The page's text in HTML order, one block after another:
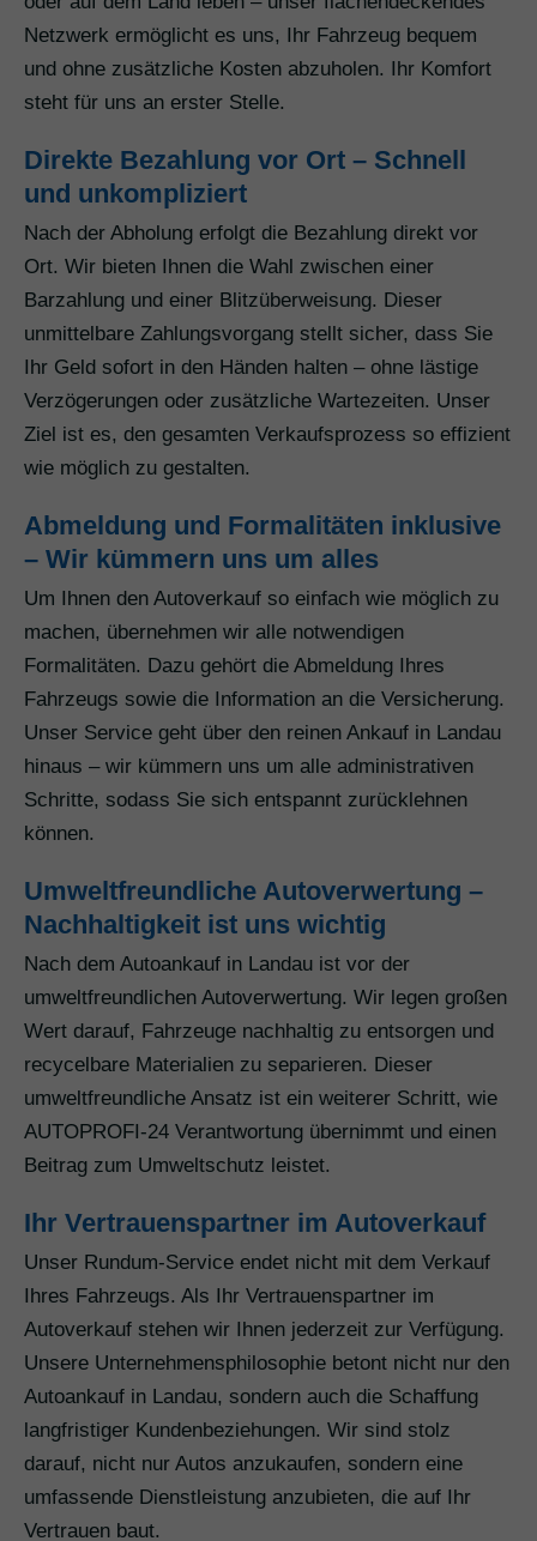
Netzwerk ermöglicht es uns, Ihr Fahrzeug bequem
und ohne zusätzliche Kosten abzuholen. Ihr Komfort
steht für uns an erster Stelle.
Direkte Bezahlung vor Ort – Schnell
und unkompliziert
Nach der Abholung erfolgt die Bezahlung direkt vor
Ort. Wir bieten Ihnen die Wahl zwischen einer
Barzahlung und einer Blitzüberweisung. Dieser
unmittelbare Zahlungsvorgang stellt sicher, dass Sie
Ihr Geld sofort in den Händen halten – ohne lästige
Verzögerungen oder zusätzliche Wartezeiten. Unser
Ziel ist es, den gesamten Verkaufsprozess so effizient
wie möglich zu gestalten.
Abmeldung und Formalitäten inklusive
– Wir kümmern uns um alles
Um Ihnen den Autoverkauf so einfach wie möglich zu
machen, übernehmen wir alle notwendigen
Formalitäten. Dazu gehört die Abmeldung Ihres
Fahrzeugs sowie die Information an die Versicherung.
Unser Service geht über den reinen Ankauf in Landau
hinaus – wir kümmern uns um alle administrativen
Schritte, sodass Sie sich entspannt zurücklehnen
können.
Umweltfreundliche Autoverwertung –
Nachhaltigkeit ist uns wichtig
Nach dem Autoankauf in Landau ist vor der
umweltfreundlichen Autoverwertung. Wir legen großen
Wert darauf, Fahrzeuge nachhaltig zu entsorgen und
recycelbare Materialien zu separieren. Dieser
umweltfreundliche Ansatz ist ein weiterer Schritt, wie
AUTOPROFI-24 Verantwortung übernimmt und einen
Beitrag zum Umweltschutz leistet.
Ihr Vertrauenspartner im Autoverkauf
Unser Rundum-Service endet nicht mit dem Verkauf
Ihres Fahrzeugs. Als Ihr Vertrauenspartner im
Autoverkauf stehen wir Ihnen jederzeit zur Verfügung.
Unsere Unternehmensphilosophie betont nicht nur den
Autoankauf in Landau, sondern auch die Schaffung
langfristiger Kundenbeziehungen. Wir sind stolz
darauf, nicht nur Autos anzukaufen, sondern eine
umfassende Dienstleistung anzubieten, die auf Ihr
Vertrauen baut.